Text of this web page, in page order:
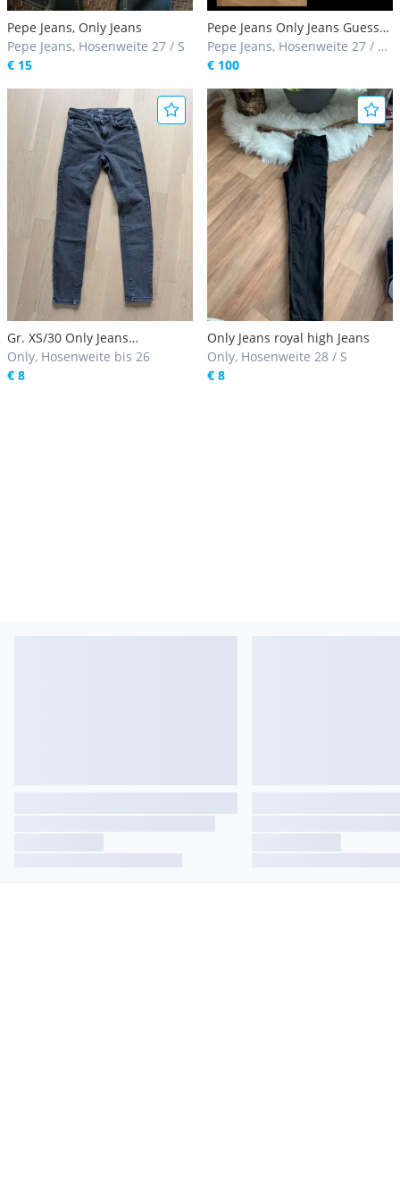
Pepe Jeans, Only Jeans
Pepe Jeans, Hosenweite 27 / S
€ 15
Pepe Jeans Only Jeans Guess
Jeans NEU
Pepe Jeans, Hosenweite 27 / S,
28 / S
€ 100
Gr. XS/30 Only Jeans
OnlyPower
Only, Hosenweite bis 26
€ 8
Only Jeans royal high Jeans
Only, Hosenweite 28 / S
€ 8